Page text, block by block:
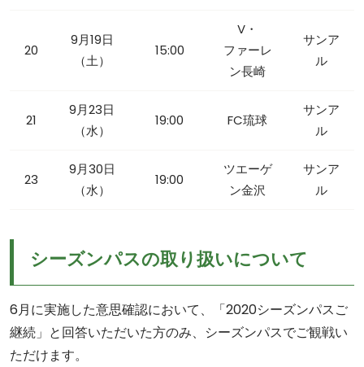
20
9月19日
（土）
15:00
V・
ファーレ
ン長崎
サンア
ル
21
9月23日
（水）
19:00 FC琉球
サンア
ル
23
9月30日
（水）
19:00
ツエーゲ
ン金沢
サンア
ル
シーズンパスの取り扱いについて
6月に実施した意思確認において、「2020シーズンパスご
継続」と回答いただいた方のみ、シーズンパスでご観戦い
ただけます。